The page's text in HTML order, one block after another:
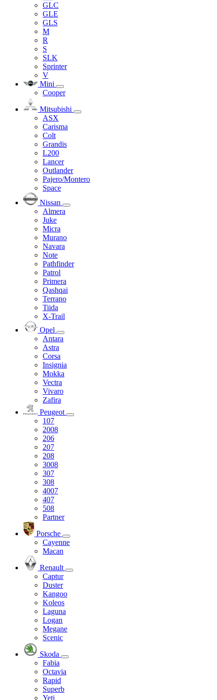
GLC
GLE
GLS
M
R
S
SLK
Sprinter
V
Mini
Cooper
Mitsubishi
ASX
Carisma
Colt
Grandis
L200
Lancer
Outlander
Pajero/Montero
Space
Nissan
Almera
Juke
Micra
Murano
Navara
Note
Pathfinder
Patrol
Primera
Qashqai
Terrano
Tiida
X-Trail
Opel
Antara
Astra
Corsa
Insignia
Mokka
Vectra
Vivaro
Zafira
Peugeot
107
2008
206
207
208
3008
307
308
4007
407
508
Partner
Porsche
Cayenne
Macan
Renault
Captur
Duster
Kangoo
Koleos
Laguna
Logan
Megane
Scenic
Skoda
Fabia
Octavia
Rapid
Superb
Yeti